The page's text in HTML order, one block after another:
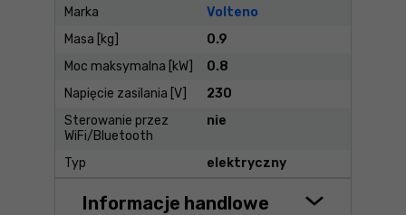
Marka
Volteno
Masa [kg]
0.9
Moc maksymalna [kW]
0.8
Napięcie zasilania [V]
230
Sterowanie przez
WiFi/Bluetooth
nie
Typ elektryczny
Informacje handlowe